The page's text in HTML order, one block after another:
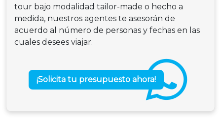
tour bajo modalidad tailor-made o hecho a
medida, nuestros agentes te asesorán de
acuerdo al número de personas y fechas en las
cuales desees viajar.
¡Solicita tu presupuesto ahora!